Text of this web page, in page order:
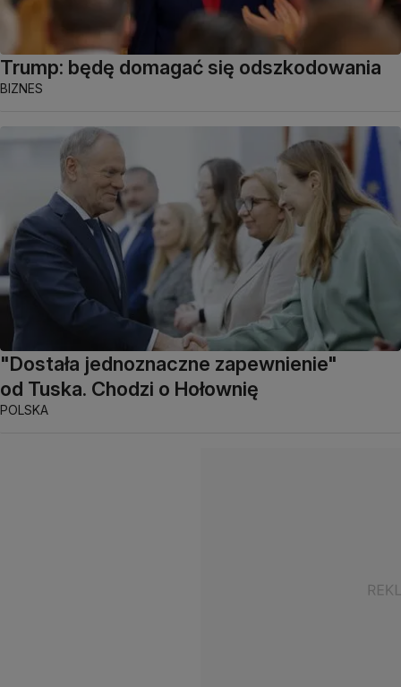
Trump: będę domagać się odszkodowania
BIZNES
"Dostała jednoznaczne zapewnienie"
od Tuska. Chodzi o Hołownię
POLSKA